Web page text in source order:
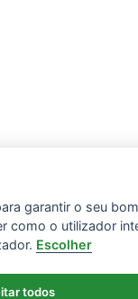
garantir o seu
como o utilizador
Escolher
todos